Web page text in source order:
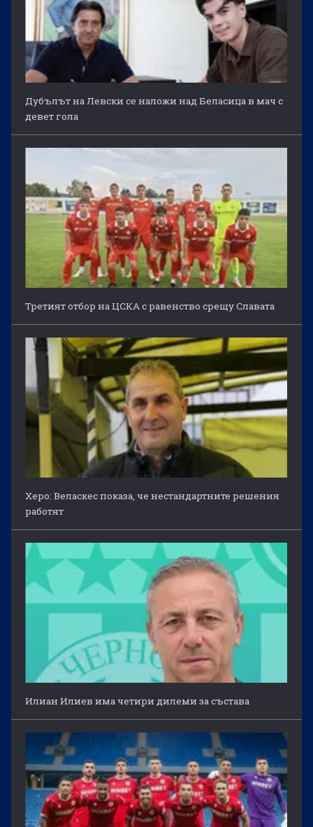
Дубълът на Левски се наложи над Беласица в мач с
девет гола
Третият отбор на ЦСКА с равенство срещу Славата
Херо: Веласкес показа, че нестандартните решения
работят
Илиан Илиев има четири дилеми за състава